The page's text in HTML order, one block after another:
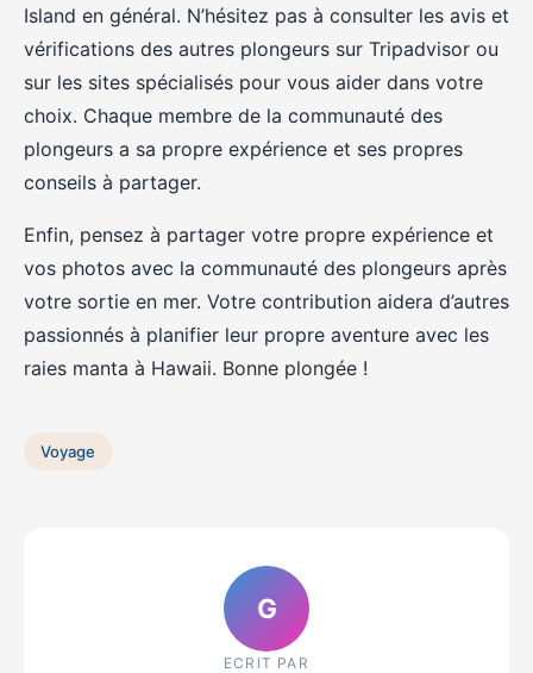
Island en général. N’hésitez pas à consulter les avis et
vérifications des autres plongeurs sur Tripadvisor ou
sur les sites spécialisés pour vous aider dans votre
choix. Chaque membre de la communauté des
plongeurs a sa propre expérience et ses propres
conseils à partager.
Enfin, pensez à partager votre propre expérience et
vos photos avec la communauté des plongeurs après
votre sortie en mer. Votre contribution aidera d’autres
passionnés à planifier leur propre aventure avec les
raies manta à Hawaii. Bonne plongée !
Voyage
G
ECRIT PAR